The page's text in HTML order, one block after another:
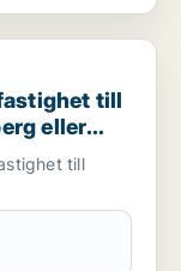
salu i Malmö
till
eller
till